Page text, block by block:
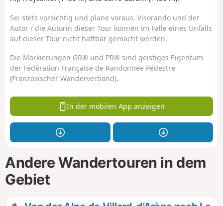
Sei stets vorsichtig und plane voraus. Visorando und der
Autor / die Autorin dieser Tour können im Falle eines Unfalls
auf dieser Tour nicht haftbar gemacht werden.
Die Markierungen GR® und PR® sind geistiges Eigentum
der Fédération Française de Randonnée Pédestre
(Französischer Wanderverband).
In der mobilen App anzeigen
Andere Wandertouren in dem
Gebiet